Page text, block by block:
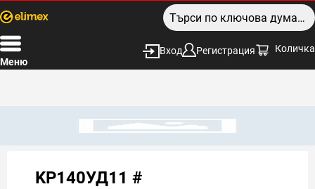
Меню
Вход Регистрация Количка
KP140УД11 #